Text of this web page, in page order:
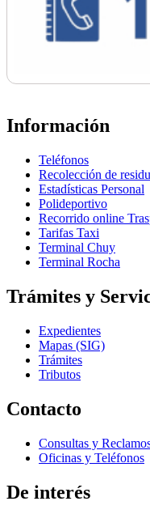
Información
Teléfonos
Recolección de
Estadísticas Personal
Polideportivo
Recorrido online
Tarifas Taxi
Terminal Chuy
Terminal Rocha
Trámites y
Expedientes
Mapas (SIG)
Trámites
Tributos
Contacto
Consultas y
Oficinas y Teléfonos
De interés